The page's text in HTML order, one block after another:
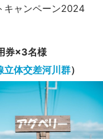
キャンペーン2024
券×3名様
立体交差河川群）